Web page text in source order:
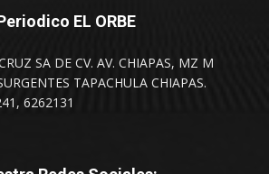
EL ORBE
SA DE CV. AV. CHIAPAS, MZ M
TAPACHULA CHIAPAS.
6262131